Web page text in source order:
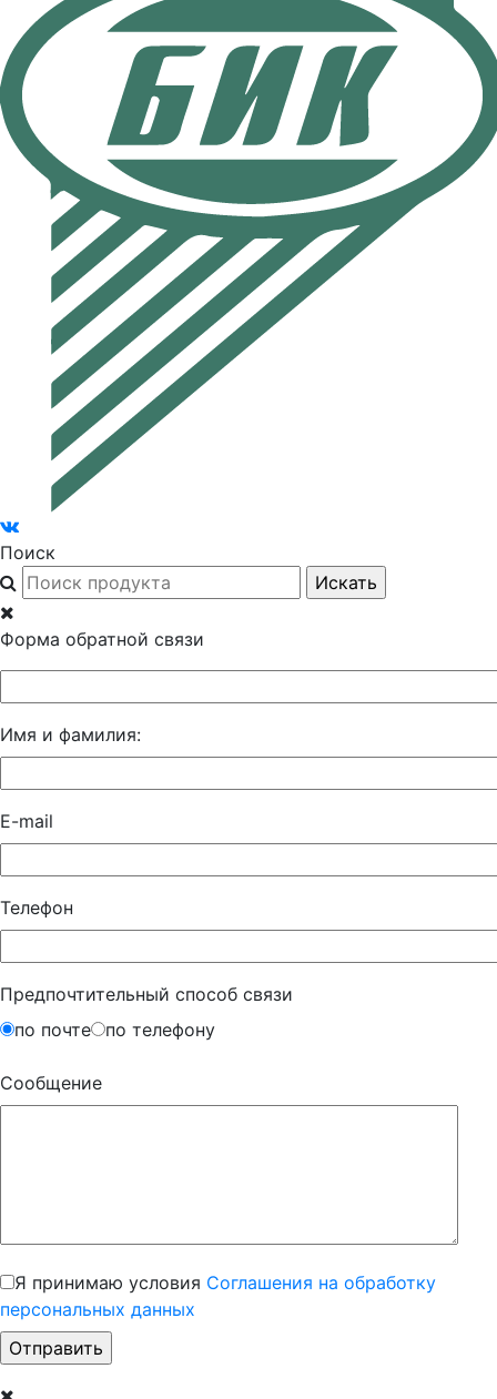
Поиск
Форма обратной связи
Имя и фамилия:
E-mail
Телефон
Предпочтительный способ связи
по почте
по телефону
Сообщение
Я принимаю условия Соглашения на обработку
персональных данных